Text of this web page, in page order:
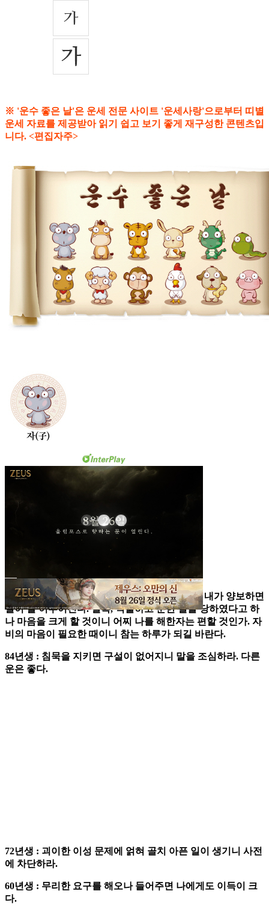
※ '운수 좋은 날'은 운세 전문 사이트 '운세사랑'으로부터 띠별
운세 자료를 제공받아 읽기 쉽고 보기 좋게 재구성한 콘텐츠입
니다. <편집자주>
◇ 쥐띠총운
오늘의 일진은 얻어맞은 놈이 다리 펴고 잔다고 내가 양보하면
일이 잘 이루어진다. 설혹, 억울하고 분한 일을 당하였다고 하
나 마음을 크게 할 것이니 어찌 나를 해한자는 편할 것인가. 자
비의 마음이 필요한 때이니 참는 하루가 되길 바란다.
84년생 : 침묵을 지키면 구설이 없어지니 말을 조심하라. 다른
운은 좋다.
72년생 : 괴이한 이성 문제에 얽혀 골치 아픈 일이 생기니 사전
에 차단하라.
60년생 : 무리한 요구를 해오나 들어주면 나에게도 이득이 크
다.